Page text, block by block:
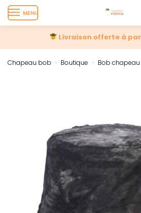
MENU
Livraison offerte à
Chapeau bob » Boutique » Bob chapeau